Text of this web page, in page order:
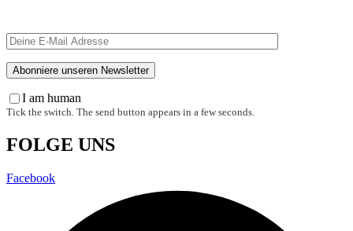
I am human
Tick the switch. The send button appears in a few seconds.
FOLGE UNS
Facebook